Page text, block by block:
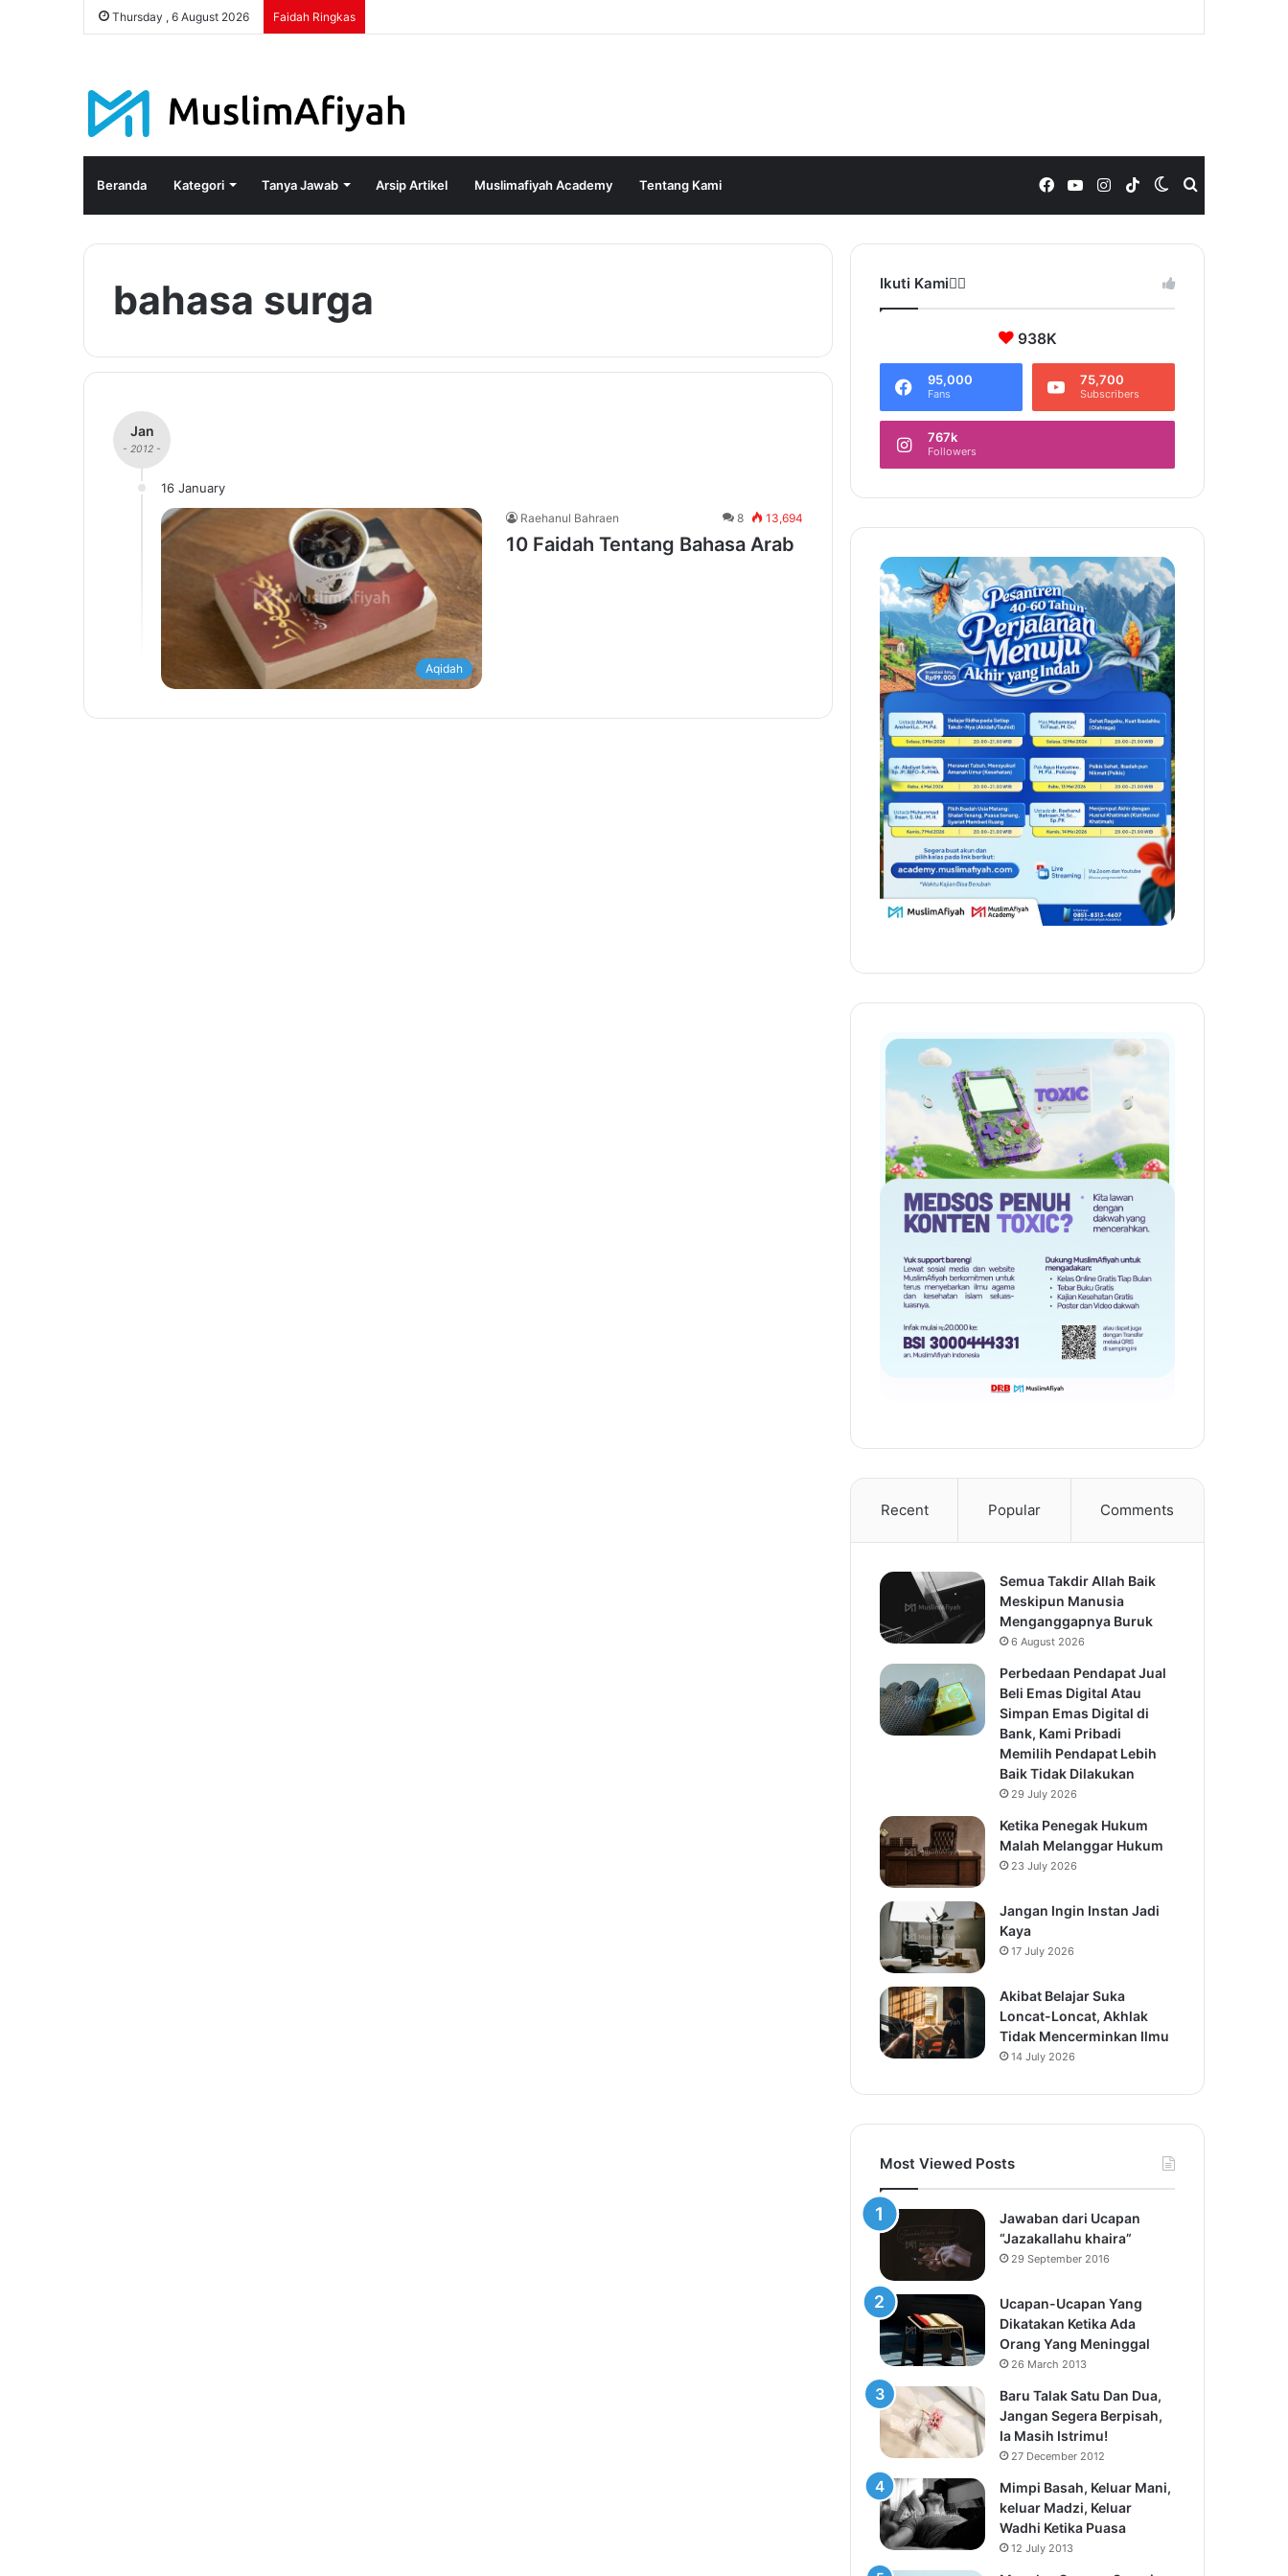
Thursday , 6 August 2026 Faidah Ringkas
Beranda Kategori Tanya Jawab Arsip Artikel Muslimafiyah Academy Tentang Kami Switch
skin
TikTok
Instagram
YouTube
Facebook
bahasa surga
Jan
- 2012 -
16 January
Aqidah
Raehanul Bahraen 8 13,694
10 Faidah Tentang Bahasa Arab
Ikuti Kami❤️‍🔥
938K
95,000
Fans
75,700
Subscribers
767k
Followers
Recent Popular Comments
Semua Takdir Allah Baik
Meskipun Manusia
Menganggapnya Buruk
6 August 2026
Perbedaan Pendapat Jual
Beli Emas Digital Atau
Simpan Emas Digital di
Bank, Kami Pribadi
Memilih Pendapat Lebih
Baik Tidak Dilakukan
29 July 2026
Ketika Penegak Hukum
Malah Melanggar Hukum
23 July 2026
Jangan Ingin Instan Jadi
Kaya
17 July 2026
Akibat Belajar Suka
Loncat-Loncat, Akhlak
Tidak Mencerminkan Ilmu
14 July 2026
Most Viewed Posts
Jawaban dari Ucapan
“Jazakallahu khaira”
29 September 2016
Ucapan-Ucapan Yang
Dikatakan Ketika Ada
Orang Yang Meninggal
26 March 2013
Baru Talak Satu Dan Dua,
Jangan Segera Berpisah,
Ia Masih Istrimu!
27 December 2012
Mimpi Basah, Keluar Mani,
keluar Madzi, Keluar
Wadhi Ketika Puasa
12 July 2013